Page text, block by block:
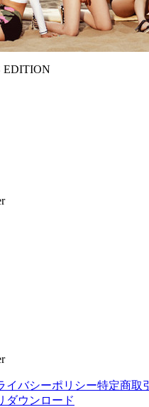
EDITION
イバシーポリシー特定商取引
ダウンロード